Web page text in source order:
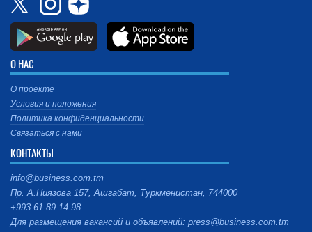
О НАС
О проекте
Условия и положения
Политика конфиденциальности
Связаться с нами
КОНТАКТЫ
info@business.com.tm
Пр. А.Ниязова 157, Ашгабат, Туркменистан, 744000
+993 61 89 14 98
Для размещения вакансий и объявлений: press@business.com.tm